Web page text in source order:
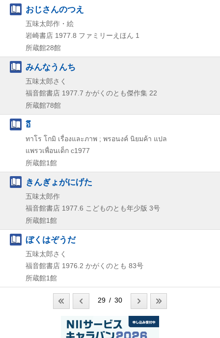
おじさんのつえ
五味太郎作・絵
岩崎書店 1977.8 ファミリーえほん 1
所蔵館28館
みんなうんち
五味太郎さく
福音館書店 1977.7 かがくのとも傑作集 22
所蔵館78館
อึ
ทาโร โกมิ เรื่องและภาพ ; พรอนงค์ นิยมค้า แปล
แพรวเพื่อนเด็ก c1977
所蔵館1館
きんぎょがにげた
五味太郎作
福音館書店 1977.6 こどものとも年少版 3号
所蔵館1館
ぼくはぞうだ
五味太郎さく
福音館書店 1976.2 かがくのとも 83号
所蔵館1館
29 / 30